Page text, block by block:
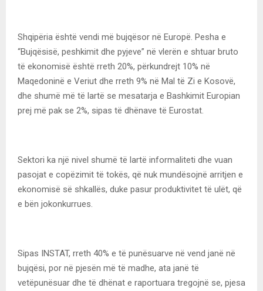
Shqipëria është vendi më bujqësor në Europë. Pesha e
“Bujqësisë, peshkimit dhe pyjeve” në vlerën e shtuar bruto
të ekonomisë është rreth 20%, përkundrejt 10% në
Maqedoninë e Veriut dhe rreth 9% në Mal të Zi e Kosovë,
dhe shumë më të lartë se mesatarja e Bashkimit Europian
prej më pak se 2%, sipas të dhënave të Eurostat.
Sektori ka një nivel shumë të lartë informaliteti dhe vuan
pasojat e copëzimit të tokës, që nuk mundësojnë arritjen e
ekonomisë së shkallës, duke pasur produktivitet të ulët, që
e bën jokonkurrues.
Sipas INSTAT, rreth 40% e të punësuarve në vend janë në
bujqësi, por në pjesën më të madhe, ata janë të
vetëpunësuar dhe të dhënat e raportuara tregojnë se, pjesa